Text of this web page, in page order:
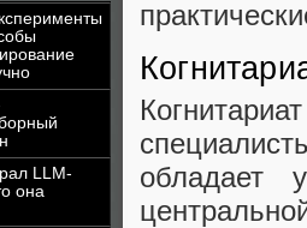
LLM-
она
обладает